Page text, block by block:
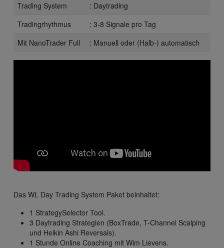
Trading System
: Daytrading
Tradingrhythmus
: 3-8 Signale pro Tag
Mit NanoTrader Full
: Manuell oder (Halb-) automatisch
Das WL Day Trading System Paket beinhaltet:
1 StrategySelector Tool.
3 Daytrading Strategien (BoxTrade, T-Channel Scalping
und Heikin Ashi Reversals).
1 Stunde Online Coaching mit Wim Lievens.